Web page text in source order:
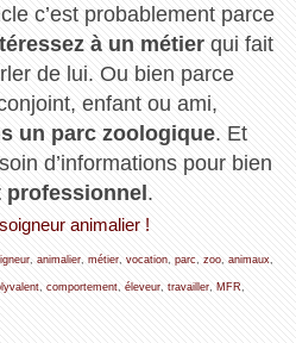
c’est probablement parce
à un métier qui fait
de lui. Ou bien parce
enfant ou ami,
un parc zoologique. Et
d’informations pour bien
professionnel.
animalier !
, animalier, métier, vocation, parc zoo, animaux
, comportement, éleveur, travailler, MFR